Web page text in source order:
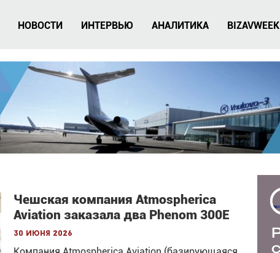
НОВОСТИ ИНТЕРВЬЮ АНАЛИТИКА BIZAVWEEK
Чешская компания Atmospherica
Aviation заказала два Phenom 300E
30 июня 2026